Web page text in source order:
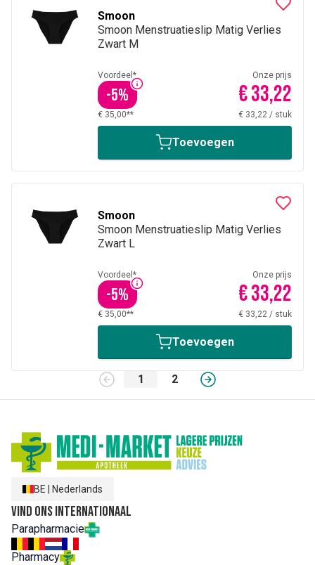
Smoon
Smoon Menstruatieslip Matig Verlies
Zwart M
Voordeel*
-5%
Onze prijs
€ 33,22
€ 35,00** € 33,22 / stuk
Toevoegen
Smoon
Smoon Menstruatieslip Matig Verlies
Zwart L
Voordeel*
-5%
Onze prijs
€ 33,22
€ 35,00** € 33,22 / stuk
Toevoegen
1 2
BE Nederlands
Vind ons internationaal
Parapharmacie
Pharmacy